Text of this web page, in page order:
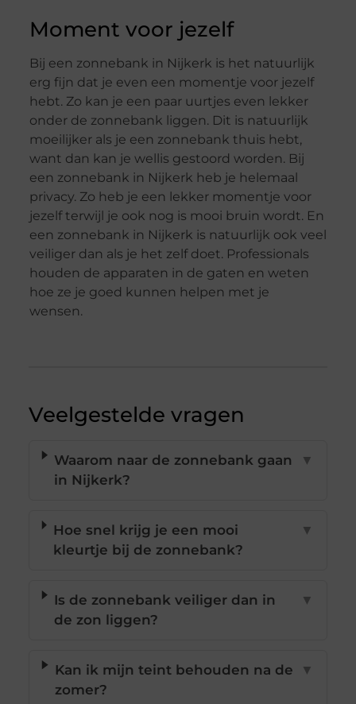
Moment voor jezelf
Bij een zonnebank in Nijkerk is het natuurlijk
erg fijn dat je even een momentje voor jezelf
hebt. Zo kan je een paar uurtjes even lekker
onder de zonnebank liggen. Dit is natuurlijk
moeilijker als je een zonnebank thuis hebt,
want dan kan je wellis gestoord worden. Bij
een zonnebank in Nijkerk heb je helemaal
privacy. Zo heb je een lekker momentje voor
jezelf terwijl je ook nog is mooi bruin wordt. En
een zonnebank in Nijkerk is natuurlijk ook veel
veiliger dan als je het zelf doet. Professionals
houden de apparaten in de gaten en weten
hoe ze je goed kunnen helpen met je
wensen.
Veelgestelde vragen
Waarom naar de zonnebank gaan
in Nijkerk?
▼
Hoe snel krijg je een mooi
kleurtje bij de zonnebank?
▼
Is de zonnebank veiliger dan in
de zon liggen?
▼
Kan ik mijn teint behouden na de
zomer?
▼